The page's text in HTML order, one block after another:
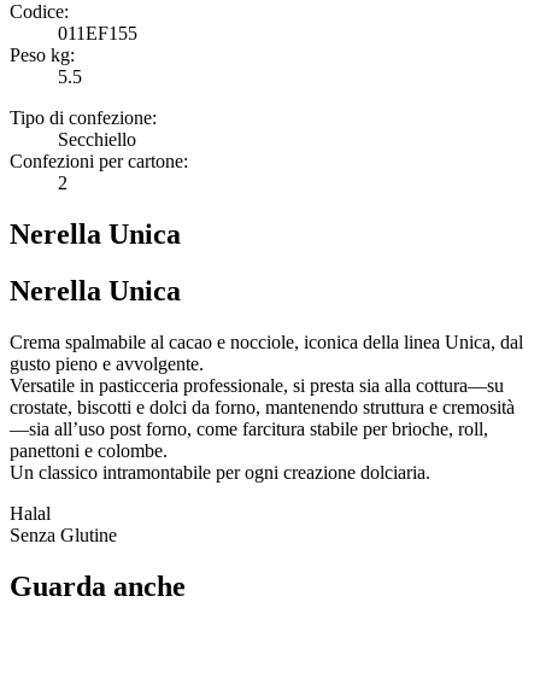
Codice:
011EF155
Peso kg:
5.5
Tipo di confezione:
Secchiello
Confezioni per cartone:
2
Nerella Unica
Nerella Unica
Crema spalmabile al cacao e nocciole, iconica della linea Unica, dal
gusto pieno e avvolgente.
Versatile in pasticceria professionale, si presta sia alla cottura—su
crostate, biscotti e dolci da forno, mantenendo struttura e cremosità
—sia all’uso post forno, come farcitura stabile per brioche, roll,
panettoni e colombe.
Un classico intramontabile per ogni creazione dolciaria.
Halal
Senza Glutine
Guarda anche